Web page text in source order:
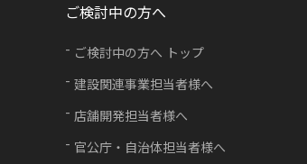
ご検討中の方へ
ご検討中の方へ トップ
建設関連事業担当者様へ
店舗開発担当者様へ
官公庁・自治体担当者様へ